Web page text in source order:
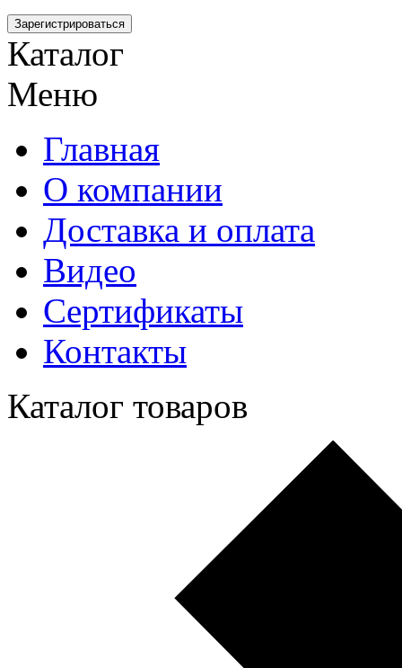
Зарегистрироваться
Каталог
Меню
Главная
О компании
Доставка и оплата
Видео
Сертификаты
Контакты
Каталог товаров